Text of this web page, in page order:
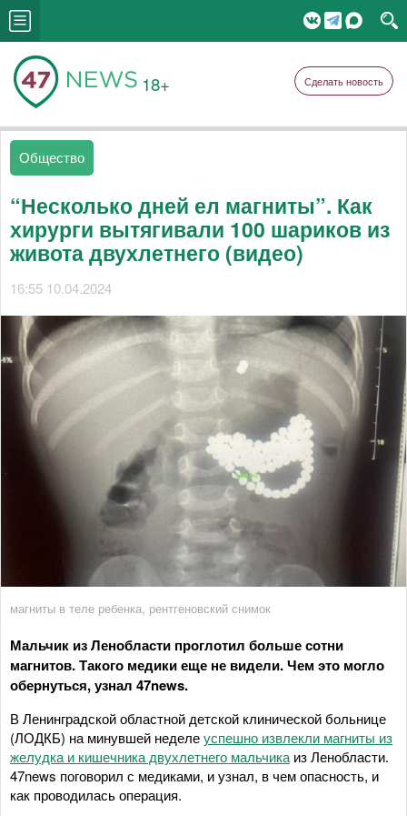
18+ Сделать новость
Общество
“Несколько дней ел магниты”. Как
хирурги вытягивали 100 шариков из
живота двухлетнего (видео)
16:55 10.04.2024
магниты в теле ребенка, рентгеновский снимок
Мальчик из Ленобласти проглотил больше сотни
магнитов. Такого медики еще не видели. Чем это могло
обернуться, узнал 47news.
В Ленинградской областной детской клинической больнице
(ЛОДКБ) на минувшей неделеуспешно извлекли магниты из
желудка и кишечника двухлетнего мальчика из Ленобласти.
47news поговорил с медиками, и узнал, в чем опасность, и
как проводилась операция.